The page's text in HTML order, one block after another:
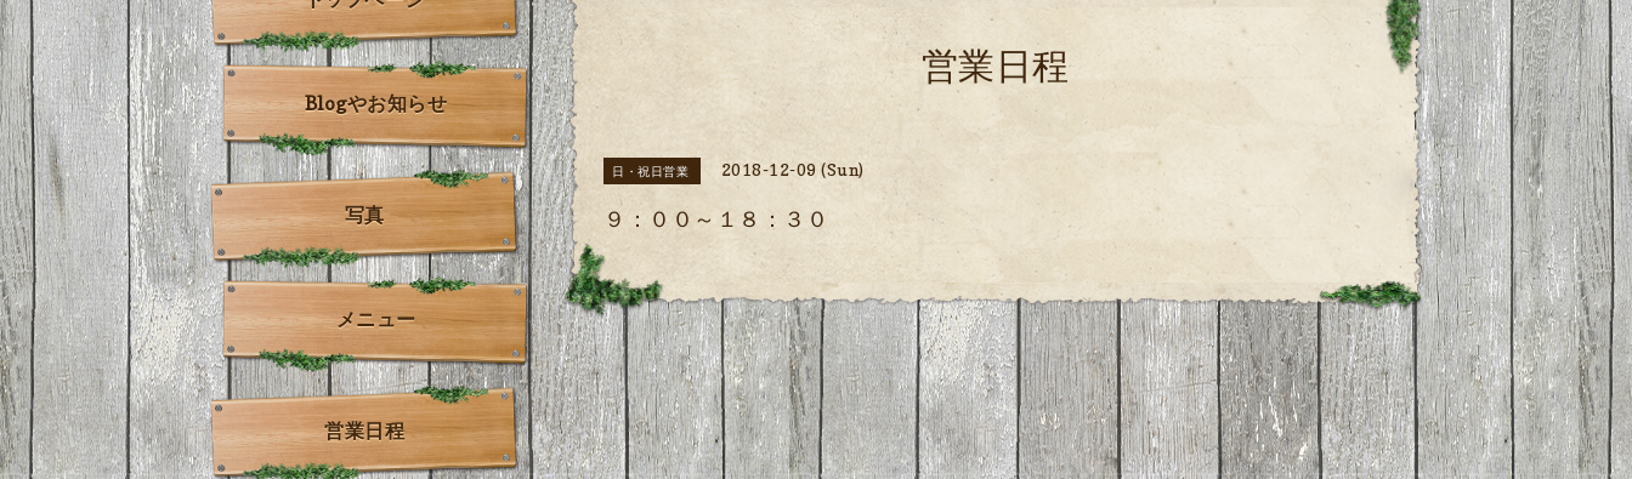
営業日程
日・祝日営業 2018-12-09 (Sun)
９：００～１８：３０
Blogやお知らせ
写真
メニュー
営業日程